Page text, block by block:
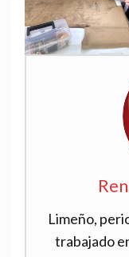
Limeño,
trabajado